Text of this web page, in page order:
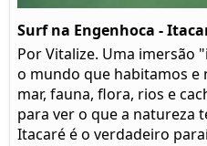
Surf na Engenhoca -
Por Vitalize. Uma imersão
o mundo que habitamos e
mar, fauna, flora, rios e
para ver o que a natureza
Itacaré é o verdadeiro